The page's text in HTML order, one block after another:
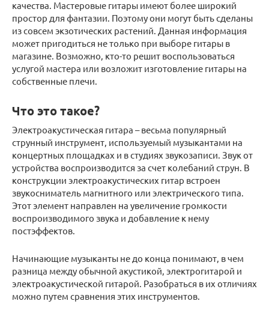
качества. Мастеровые гитары имеют более широкий
простор для фантазии. Поэтому они могут быть сделаны
из совсем экзотических растений. Данная информация
может пригодиться не только при выборе гитары в
магазине. Возможно, кто-то решит воспользоваться
услугой мастера или возложит изготовление гитары на
собственные плечи.
Что это такое?
Электроакустическая гитара – весьма популярный
струнный инструмент, используемый музыкантами на
концертных площадках и в студиях звукозаписи. Звук от
устройства воспроизводится за счет колебаний струн. В
конструкции электроакустических гитар встроен
звукосниматель магнитного или электрического типа.
Этот элемент направлен на увеличение громкости
воспроизводимого звука и добавление к нему
постэффектов.
Начинающие музыканты не до конца понимают, в чем
разница между обычной акустикой, электрогитарой и
электроакустической гитарой. Разобраться в их отличиях
можно путем сравнения этих инструментов.